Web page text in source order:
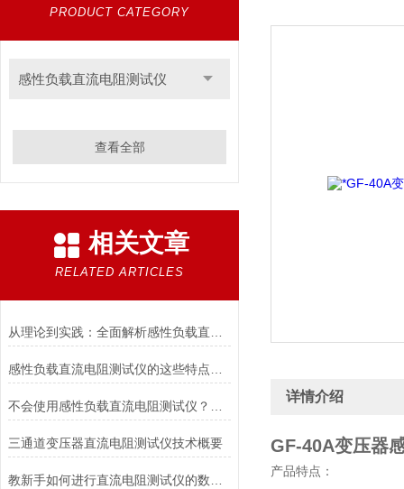
PRODUCT CATEGORY
感性负载直流电阻测试仪
查看全部
相关文章
RELATED ARTICLES
三通道变压器直流电阻测试仪技术概要
详情介绍
GF-40A变压器
产品特点：